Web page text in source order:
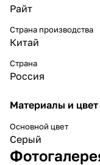
Райт
Страна производства
Китай
Страна
Россия
Материалы и цвет
Основной цвет
Серый